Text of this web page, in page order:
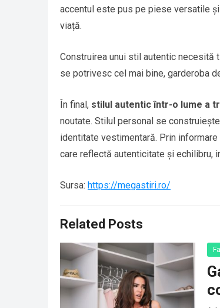
accentul este pus pe piese versatile
viață.
Construirea unui stil autentic necesită
se potrivesc cel mai bine, garderoba
În final, stilul autentic într-o lume a
noutate. Stilul personal se
identitate vestimentară. Prin
care reflectă autenticitate și echilibru,
Sursa: https://megastiri.ro/
Related Posts